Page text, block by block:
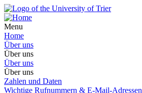
Menu
Home
Über uns
Über uns
Über uns
Über uns
Zahlen und Daten
Wichtige Rufnummern & E-Mail-Adressen